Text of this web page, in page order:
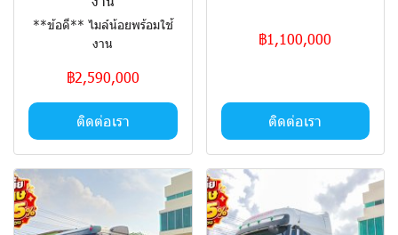
**ข้อดี** ไมล์น้อยพร้อมใช้
งาน
฿2,590,000
ติดต่อเรา
฿1,100,000
ติดต่อเรา